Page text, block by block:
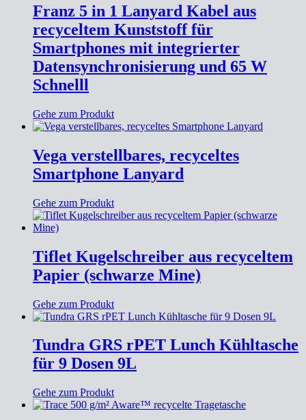
Franz 5 in 1 Lanyard Kabel aus
recyceltem Kunststoff für
Smartphones mit integrierter
Datensynchronisierung und 65 W
Schnelll
Gehe zum Produkt
Vega verstellbares, recyceltes
Smartphone Lanyard
Gehe zum Produkt
Tiflet Kugelschreiber aus recyceltem
Papier (schwarze Mine)
Gehe zum Produkt
Tundra GRS rPET Lunch Kühltasche
für 9 Dosen 9L
Gehe zum Produkt